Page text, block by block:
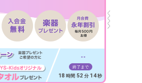
--
終了まで
18 時間 52 分 12 秒